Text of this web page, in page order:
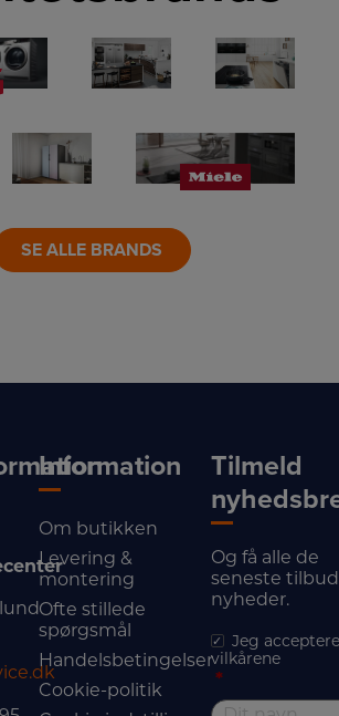
LINK LINK
LINK LINK
SE ALLE BRANDS
Information
Om butikken
Levering &
montering
Ofte stillede
spørgsmål
Handelsbetingelser
Cookie-politik
Tilmeld
Og få alle de
seneste
nyheder.
Jeg
vilkårene
*